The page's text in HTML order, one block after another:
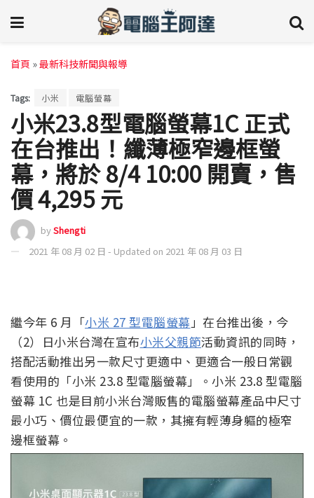
首頁 »最新科技新聞與報導
Tags: 小米 電腦螢幕
小米23.8型電腦螢幕1C 正式
在台推出！纖薄極窄邊框螢
幕，將於 8/4 10:00 開賣，售
價 4,295 元
byShengti
2021 年 08 月 02 日 - Updated on 2021 年 08 月 03 日
繼今年 6 月「小米 27 型電腦螢幕」在台推出後，今
（2）日小米台灣在宣布小米父親節活動資訊的同時，
搭配活動推出另一款尺寸更適中、更適合一般日常觀
看使用的「小米 23.8 型電腦螢幕」。小米 23.8 型電腦
螢幕 1C 也是目前小米台灣販售的電腦螢幕產品中尺寸
最小巧、價位最便宜的一款，其擁有輕薄身軀的極窄
邊框螢幕。